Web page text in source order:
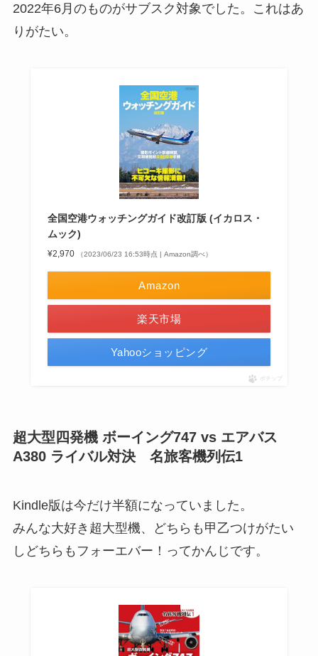
2022年6月のものがサブスク対象でした。これはあ
りがたい。
全国空港ウォッチングガイド改訂版 (イカロス・
ムック)
¥2,970 （2023/06/23 16:53時点 | Amazon調べ）
Amazon
楽天市場
Yahooショッピング
ポチップ
超大型四発機 ボーイング747 vs エアバス
A380 ライバル対決 名旅客機列伝1
Kindle版は今だけ半額になっていました。
みんな大好き超大型機、どちらも甲乙つけがたい
しどちらもフォーエバー！ってかんじです。